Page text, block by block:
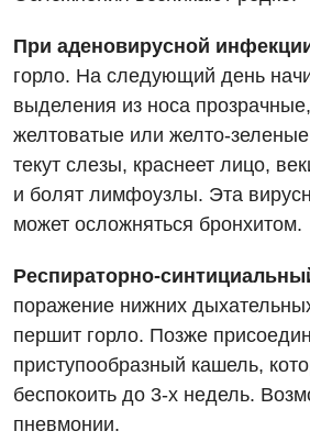
Эндокринология
Для детей
Детская аллергология
Детская гастроэнтерология
Детская дерматовенерология
Детская кардиоревматология
Детская неврология
Детская ортопедия и
При аденовирусной
горло. На следующий день
выделения из носа
желтоватые или желто-
текут слезы, краснеет лицо,
и болят лимфоузлы. Эта
может осложняться бронхитом.
Респираторно-
поражение нижних
першит горло. Позже
приступообразный кашель,
беспокоить до 3-х недель.
пневмонии.